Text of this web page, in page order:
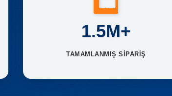
1.5M+
TAMAMLANMIŞ SİPARİŞ